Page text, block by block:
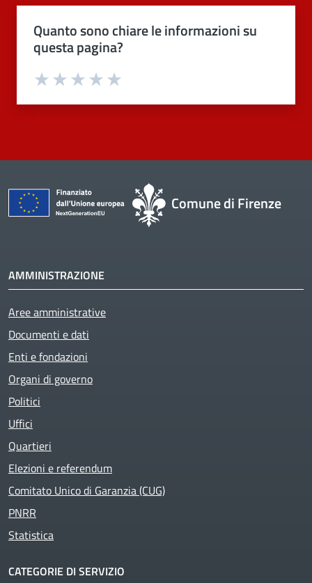
Quanto sono chiare le informazioni su
questa pagina?
Valuta 4 stelle su 5
Valuta 3 stelle su 5
Valuta 2 stelle su 5
Valuta 1 stelle su 5
Comune di Firenze
AMMINISTRAZIONE
Aree amministrative
Documenti e dati
Enti e fondazioni
Organi di governo
Politici
Uffici
Quartieri
Elezioni e referendum
Comitato Unico di Garanzia (CUG)
PNRR
Statistica
CATEGORIE DI SERVIZIO